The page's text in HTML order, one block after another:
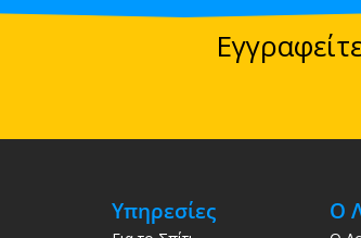
Υπηρεσίες Ο